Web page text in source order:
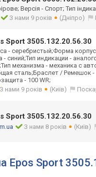
Версія - Спорт; Тип
З нами 9 років (Дніпро)
Sport 3505.132.20.56.30
- серебристый;Форма
- синий;Тип индикации -
механизма - механика с
сталь;Браслет / Ремешок -
- 100 WR;
З нами 9 років (Київ)
Sport 3505.132.20.56.30
З нами 8 років (Київ)
Epos Sport